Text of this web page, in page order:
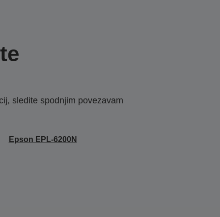
sledite spodnjim povezavam
Epson EPL-6200N